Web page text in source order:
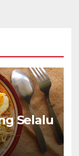
Selalu